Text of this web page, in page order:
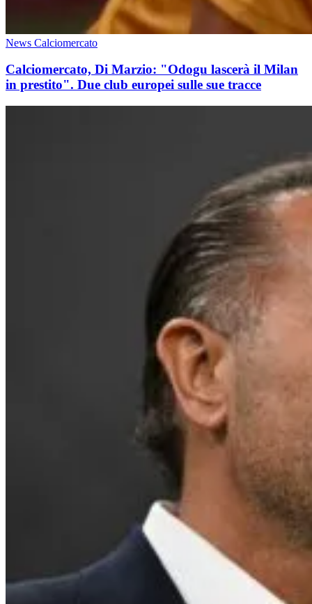
News Calciomercato
Calciomercato, Di Marzio: "Odogu lascerà il Milan
in prestito". Due club europei sulle sue tracce